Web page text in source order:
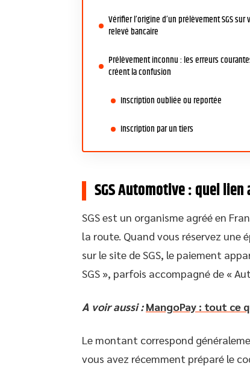
Vérifier l’origine d’un prélèvement SGS sur
relevé bancaire
Prélèvement inconnu : les erreurs
créent la confusion
Inscription oubliée ou reportée
Inscription par un tiers
SGS Automotive : quel
SGS est un organisme agréé en
la route. Quand vous réservez une
sur le site de SGS, le paiement
SGS », parfois accompagné de «
A voir aussi : MangoPay : tout ce
Le montant correspond
vous avez récemment préparé le